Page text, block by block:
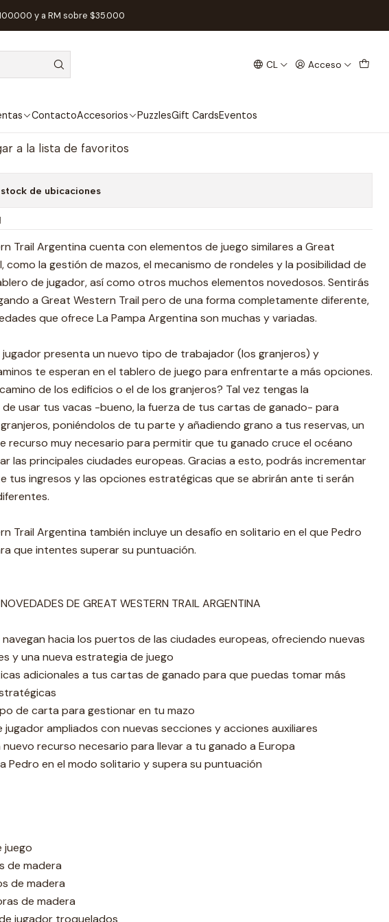
CL Acceso
ContactoAccesorios PuzzlesGift CardsEventos
y a RM sobre $35.000
Trail Argentina - Español
Trail Argentina - Español
Agregar al Carro
a la lista de favoritos
de ubicaciones
Trail Argentina cuenta con elementos de juego similares a Great
como la gestión de mazos, el mecanismo de rondeles y la posibilidad de
de jugador, así como otros muchos elementos novedosos. Sentirás
a Great Western Trail pero de una forma completamente diferente,
que ofrece La Pampa Argentina son muchas y variadas.
jugador presenta un nuevo tipo de trabajador (los granjeros) y
te esperan en el tablero de juego para enfrentarte a más opciones.
de los edificios o el de los granjeros? Tal vez tengas la
usar tus vacas -bueno, la fuerza de tus cartas de ganado- para
poniéndolos de tu parte y añadiendo grano a tus reservas, un
recurso muy necesario para permitir que tu ganado cruce el océano
las principales ciudades europeas. Gracias a esto, podrás incrementar
tus ingresos y las opciones estratégicas que se abrirán ante ti serán
Trail Argentina también incluye un desafío en solitario en el que Pedro
que intentes superar su puntuación.
DE GREAT WESTERN TRAIL ARGENTINA
navegan hacia los puertos de las ciudades europeas, ofreciendo nuevas
y una nueva estrategia de juego
adicionales a tus cartas de ganado para que puedas tomar más
de carta para gestionar en tu mazo
jugador ampliados con nuevas secciones y acciones auxiliares
nuevo recurso necesario para llevar a tu ganado a Europa
Pedro en el modo solitario y supera su puntuación
juego
de madera
de madera
de madera
jugador troquelados